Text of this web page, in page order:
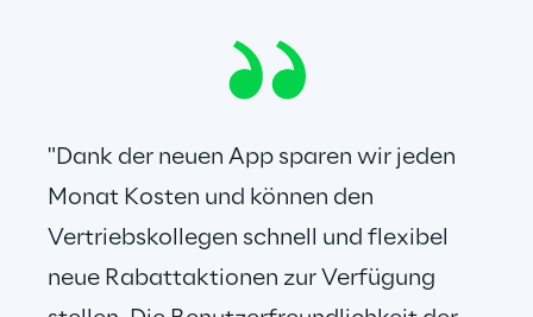
"Dank der neuen App sparen wir jeden
Monat Kosten und können den
Vertriebskollegen schnell und flexibel
neue Rabattaktionen zur Verfügung